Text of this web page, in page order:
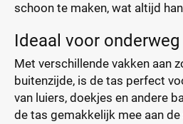
schoon te maken, wat altijd
Ideaal voor onderweg
Met verschillende vakken aan
buitenzijde, is de tas perfect
van luiers, doekjes en andere
de tas gemakkelijk mee aan